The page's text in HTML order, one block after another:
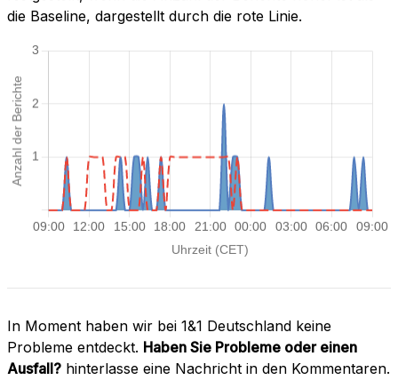
die Baseline, dargestellt durch die rote Linie.
In Moment haben wir bei 1&1 Deutschland keine
Probleme entdeckt. Haben Sie Probleme oder einen
Ausfall? hinterlasse eine Nachricht in den Kommentaren.